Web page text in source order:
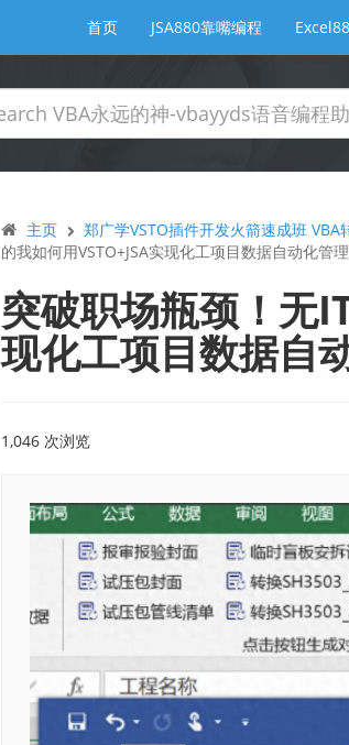
首页 JSA880靠嘴编程
主页 郑广学VSTO插件开发火箭速成班 VBA
的我如何用VSTO+JSA实现化工项目数据自动化管理
突破职场瓶颈！无
现化工项目数据自
1,046 次浏览